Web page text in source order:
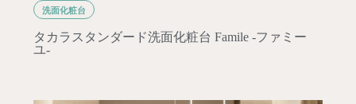
洗面化粧台
タカラスタンダード洗面化粧台 Famile -ファミー
ユ-